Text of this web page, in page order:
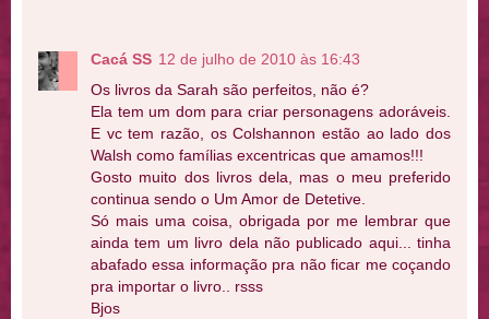
Cacá SS 12 de julho de 2010 às 16:43
Os livros da Sarah são perfeitos, não é?
Ela tem um dom para criar personagens adoráveis.
E vc tem razão, os Colshannon estão ao lado dos
Walsh como famílias excentricas que amamos!!!
Gosto muito dos livros dela, mas o meu preferido
continua sendo o Um Amor de Detetive.
Só mais uma coisa, obrigada por me lembrar que
ainda tem um livro dela não publicado aqui... tinha
abafado essa informação pra não ficar me coçando
pra importar o livro.. rsss
Bjos